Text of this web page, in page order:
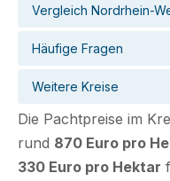
Vergleich Nordrhein-
Häufige Fragen
Weitere Kreise
Die Pachtpreise im
rund 870 Euro pro
330 Euro pro Hektar